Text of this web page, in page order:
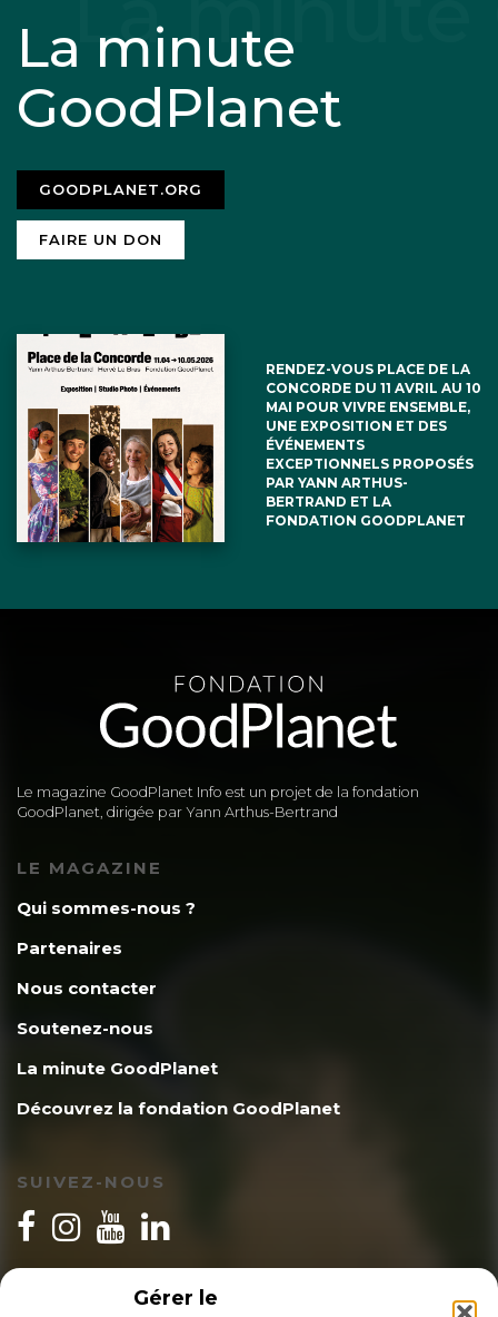
Gérer le
La minute
GoodPlanet
GOODPLANET.ORG
FAIRE UN DON
RENDEZ-VOUS PLACE DE LA
CONCORDE DU 11 AVRIL AU 10
MAI POUR VIVRE ENSEMBLE,
UNE EXPOSITION ET DES
ÉVÉNEMENTS
EXCEPTIONNELS PROPOSÉS
PAR YANN ARTHUS-
BERTRAND ET LA
FONDATION GOODPLANET
Le magazine GoodPlanet Info est un projet de la fondation
GoodPlanet, dirigée par Yann Arthus-Bertrand
LE MAGAZINE
Qui sommes-nous ?
Partenaires
Nous contacter
Soutenez-nous
La minute GoodPlanet
Découvrez la fondation GoodPlanet
SUIVEZ-NOUS
INSCRIPTION NEWSLETTER